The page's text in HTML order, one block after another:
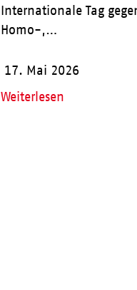
Internationale Tag
Homo-,…
17. Mai 2026
Weiterlesen